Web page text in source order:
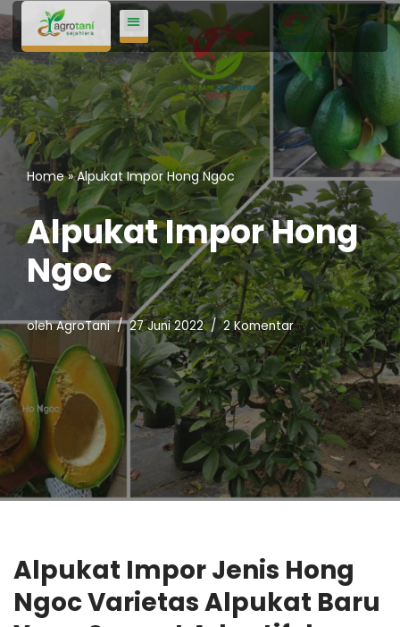
Lompat
ke
konten
Home»Alpukat Impor Hong Ngoc
Alpukat Impor Hong
Ngoc
olehAgroTani 27 Juni 2022 2 Komentar
Alpukat Impor Jenis Hong
Ngoc Varietas Alpukat Baru